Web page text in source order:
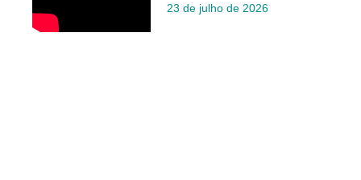
23 de julho de 2026